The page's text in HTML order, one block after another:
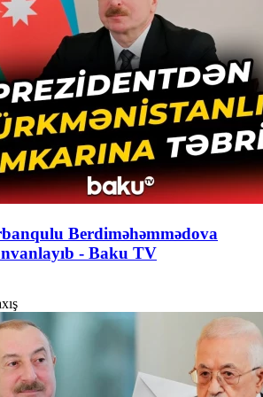
Berdiməhəmmədova
- Baku TV